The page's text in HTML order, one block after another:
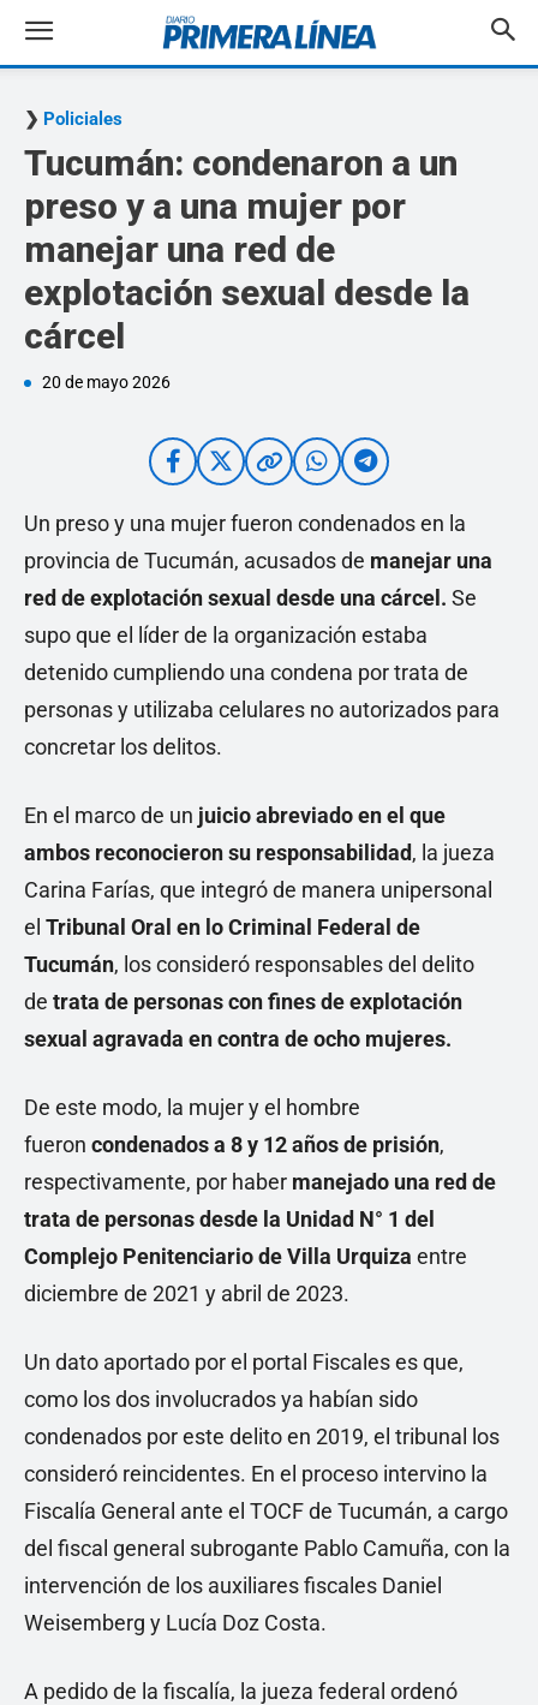
Policiales
Tucumán: condenaron a un
preso y a una mujer por
manejar una red de
explotación sexual desde la
cárcel
20 de mayo 2026
Un preso y una mujer fueron condenados en la
provincia de Tucumán, acusados de manejar una
red de explotación sexual desde una cárcel. Se
supo que el líder de la organización estaba
detenido cumpliendo una condena por trata de
personas y utilizaba celulares no autorizados para
concretar los delitos.
En el marco de un juicio abreviado en el que
ambos reconocieron su responsabilidad, la jueza
Carina Farías, que integró de manera unipersonal
el Tribunal Oral en lo Criminal Federal de
Tucumán, los consideró responsables del delito
de trata de personas con fines de explotación
sexual agravada en contra de ocho mujeres.
De este modo, la mujer y el hombre
fueron condenados a 8 y 12 años de prisión,
respectivamente, por haber manejado una red de
trata de personas desde la Unidad N° 1 del
Complejo Penitenciario de Villa Urquiza entre
diciembre de 2021 y abril de 2023.
Un dato aportado por el portal Fiscales es que,
como los dos involucrados ya habían sido
condenados por este delito en 2019, el tribunal los
consideró reincidentes. En el proceso intervino la
Fiscalía General ante el TOCF de Tucumán, a cargo
del fiscal general subrogante Pablo Camuña, con la
intervención de los auxiliares fiscales Daniel
Weisemberg y Lucía Doz Costa.
A pedido de la fiscalía, la jueza federal ordenó